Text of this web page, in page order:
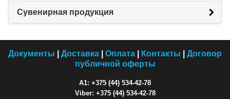
Сувенирная продукция
Документы Доставка Оплата Контакты
Договор
публичной оферты
A1: +375 (44) 534-42-78
Viber: +375 (44) 534-42-78